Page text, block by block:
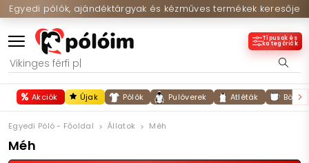
Egyedi pólók, ajándéktárgyak és kézműves termékek keresője
Típusok és
kategóriák
Akciók Újak Pólók Pulóverek Atléták
Egyedi Póló - Főoldal Állatok Méh
Méh